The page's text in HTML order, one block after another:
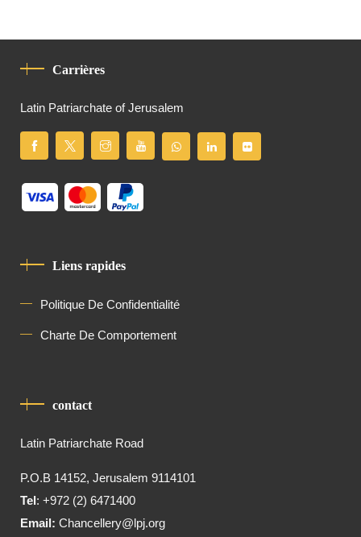
Carrières
Latin Patriarchate of Jerusalem
Liens rapides
Politique De Confidentialité
Charte De Comportement
contact
Latin Patriarchate Road
P.O.B 14152, Jerusalem 9114101
Tel: +972 (2) 6471400
Email:Chancellery@lpj.org